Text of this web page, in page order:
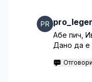
Абе пич,
Дано да е
Отговори